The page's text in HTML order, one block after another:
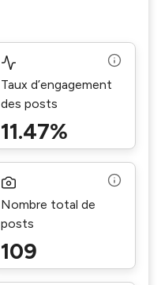
Taux d’engagement
des posts
11.47%
Nombre total de
posts
109